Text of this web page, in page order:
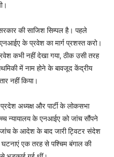
की साजिश सिम्पल है। पहले
के प्रवेश का मार्ग प्रशस्त करो।
कभी नहीं देखा गया, ठीक उसी तरह
में नाम होने के बावजूद केंद्रीय
नहीं किया।
अध्यक्ष और पार्टी के लोकसभा
न्यायालय के एनआईए को जांच सौंपने
के आदेश के बाद जारी ट्विटर संदेश
घटनाएं एक तरह से पश्चिम बंगाल की